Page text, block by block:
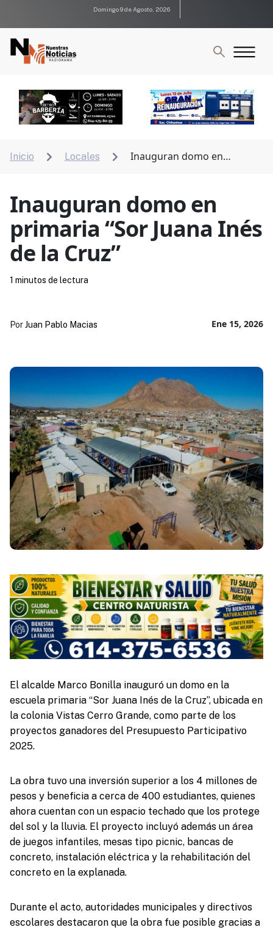
Domingo 9 de Agosto, 2026
Inicio  Locales 
Inauguran domo en
Inauguran domo en
primaria “Sor Juana Inés
de la Cruz”
Ene 15, 2026
PorJuan Pablo Macias
1 minutos de lectura
El alcalde Marco Bonilla inauguró un domo en la
escuela primaria “Sor Juana Inés de la Cruz”, ubicada en
la colonia Vistas Cerro Grande, como parte de los
proyectos ganadores del Presupuesto Participativo
2025.
La obra tuvo una inversión superior a los 4 millones de
pesos y beneficia a cerca de 400 estudiantes, quienes
ahora cuentan con un espacio techado que los protege
del sol y la lluvia. El proyecto incluyó además un área
de juegos infantiles, mesas tipo picnic, bancas de
concreto, instalación eléctrica y la rehabilitación del
concreto en la explanada.
Durante el acto, autoridades municipales y directivos
escolares destacaron que la obra fue posible gracias a